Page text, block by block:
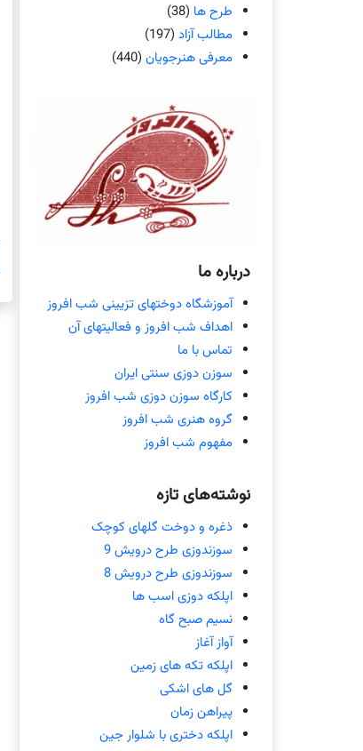
طرح ها (38)
مطالب آزاد (197)
معرفی هنرجویان (440)
درباره ما
آموزشگاه دوختهای تزیینی شب افروز
اهداف شب افروز و فعالیتهای آن
تماس با ما
سوزن دوزی سنتی ایران
کارگاه سوزن دوزی شب افروز
گروه هنری شب افروز
مفهوم شب افروز
نوشته‌های تازه
ذغره و دوخت گلهای کوچک
سوزندوزی طرح درویش 9
سوزندوزی طرح درویش 8
اپلکه دوزی اسب ها
نسیم صبح گاه
آواز آغاز
اپلکه تکه های زمین
گل های اشکی
پیراهن زمان
اپلکه دختری با شلوار جین